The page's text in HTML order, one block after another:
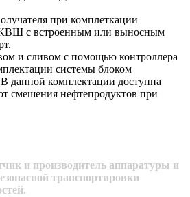
при комплеткации
с встроенным или выносным
и сливом с помощью контроллера
системы блоком
данной комплектации доступна
смешения нефтепродуктов при
и производитель аппаратуры и
транспортировки